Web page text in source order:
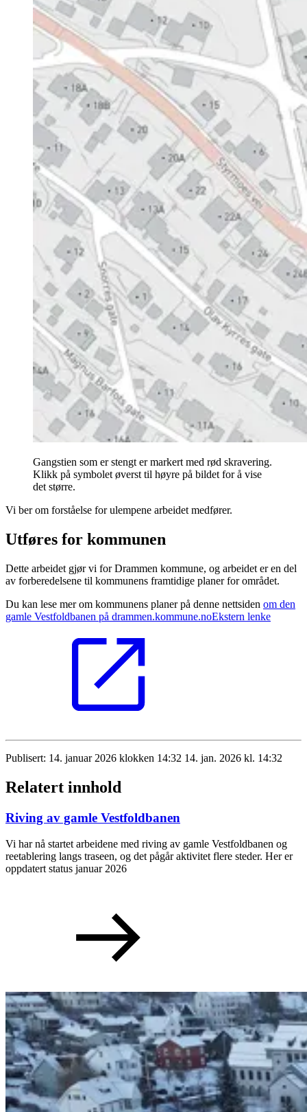
Gangstien som er stengt er markert med rød skravering.
Klikk på symbolet øverst til høyre på bildet for å vise
det større.
Vi ber om forståelse for ulempene arbeidet medfører.
Utføres for kommunen
Dette arbeidet gjør vi for Drammen kommune, og arbeidet er en del
av forberedelsene til kommunens framtidige planer for området.
Du kan lese mer om kommunens planer på denne nettsiden om den
gamle Vestfoldbanen på drammen.kommune.noEkstern lenke
Publisert: 14. januar 2026 klokken 14:32 14. jan. 2026 kl. 14:32
Relatert innhold
Riving av gamle Vestfoldbanen
Vi har nå startet arbeidene med riving av gamle Vestfoldbanen og
reetablering langs traseen, og det pågår aktivitet flere steder. Her er
oppdatert status januar 2026